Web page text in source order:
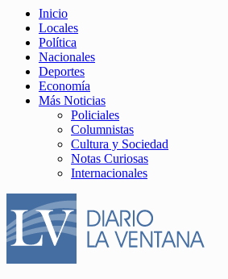
Inicio
Locales
Política
Nacionales
Deportes
Economía
Más Noticias
Policiales
Columnistas
Cultura y Sociedad
Notas Curiosas
Internacionales